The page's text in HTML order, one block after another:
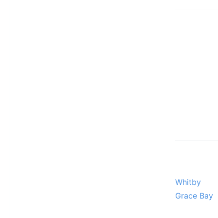
Whitby
Grace Bay